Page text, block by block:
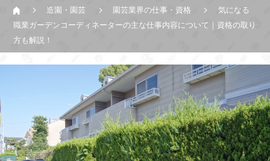
造園・園芸 園芸業界の仕事・資格
気になる
職業ガーデンコーディネーターの主な仕事内容について｜資格の取り
方も解説！